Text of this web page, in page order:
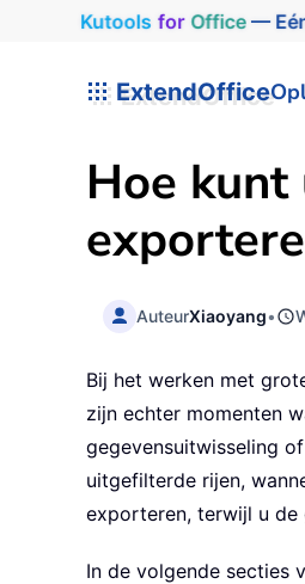
Kutools for Office—
ExtendOffice
Hoe
AuteurXiaoyang•
Bij het werken met
zijn echter momenten
gegevensuitwisseling
uitgefilterde rijen,
exporteren, terwijl u de
In de volgende secties